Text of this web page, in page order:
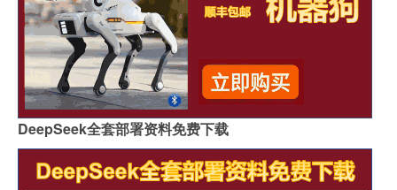
DeepSeek全套部署资料免费下载